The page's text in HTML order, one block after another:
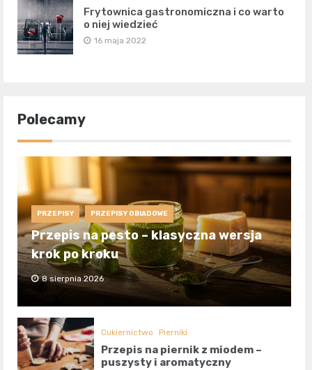
Frytownica gastronomiczna i co warto
o niej wiedzieć
16 maja 2022
Polecamy
PRZEPISY PRZEPISY OBIADOWE
Przepis na pesto – klasyczna wersja
krok po kroku
8 sierpnia 2026
Cukiernictwo Pierniki
Przepis na piernik z miodem –
puszysty i aromatyczny